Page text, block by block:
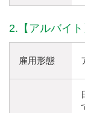
2.【アルバイ
雇用形態